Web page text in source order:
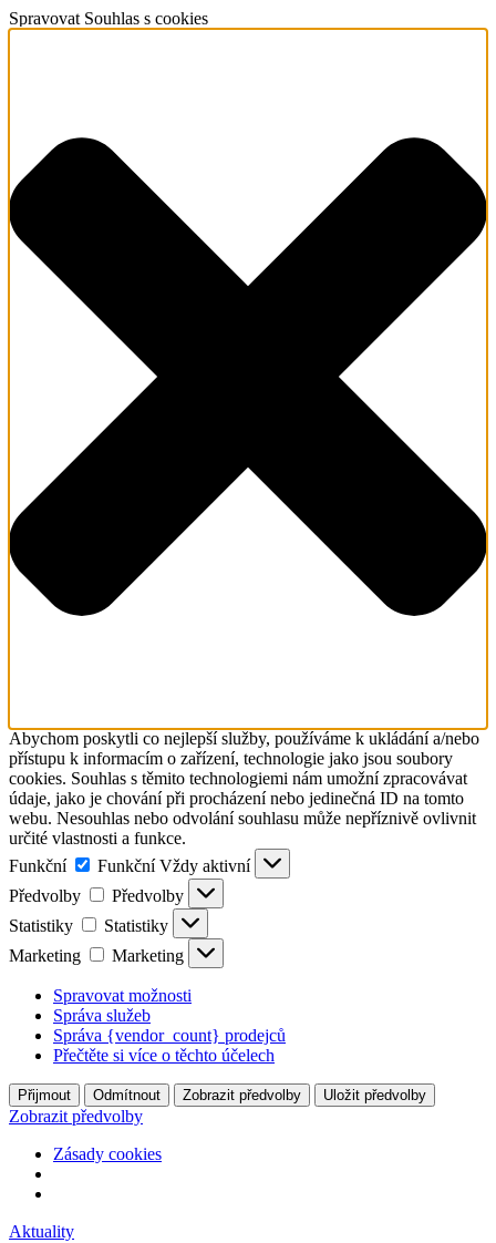
Spravovat Souhlas s cookies
Abychom poskytli co nejlepší služby, používáme k ukládání a/nebo
přístupu k informacím o zařízení, technologie jako jsou soubory
cookies. Souhlas s těmito technologiemi nám umožní zpracovávat
údaje, jako je chování při procházení nebo jedinečná ID na tomto
webu. Nesouhlas nebo odvolání souhlasu může nepříznivě ovlivnit
určité vlastnosti a funkce.
Funkční
Funkční Vždy aktivní
Předvolby
Předvolby
Statistiky
Statistiky
Marketing
Marketing
Spravovat možnosti
Správa služeb
Správa {vendor_count} prodejců
Přečtěte si více o těchto účelech
Přijmout Odmítnout Zobrazit předvolby Uložit předvolby
Zobrazit předvolby
Zásady cookies
Aktuality